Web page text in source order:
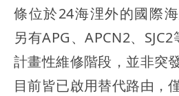
條位於24海浬外的國際海
另有APG、APCN2、
計畫性維修階段，並非突
目前皆已啟用替代路由，